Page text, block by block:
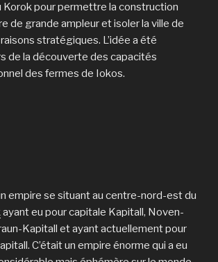
Korok pour permettre la construction
de grande ampleur et isoler la ville de
stratégiques. L’idée a été
de la découverte des capacités
des fermes de Iokos.
empire se situant au centre-nord-est du
ayant eu pour capitale Kapitall, Noven-
Kapitall et ayant actuellement pour
C’était un empire énorme qui a eu